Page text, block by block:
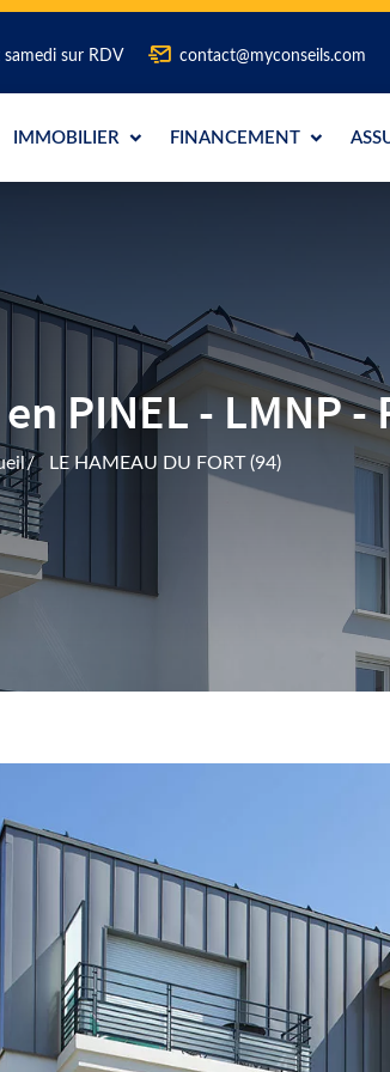
sur RDV contact@myconseils.com
IMMOBILIER FINANCEMENT
PINEL - LMNP
LE HAMEAU DU FORT (94)